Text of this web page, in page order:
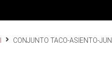
CONJUNTO TACO-ASIENTO-